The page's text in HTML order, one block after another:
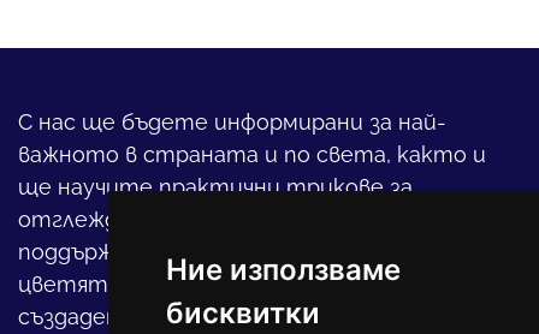
Ние използваме
бисквитки
С нас ще бъдете информирани за най-
важното в страната и по света, както и
ще научите практични трикове за
отглеждането на детето, за
поддържането на дома и градината,
цветята, интериора и, въобще, как да
създадете своя уютен оазис в този така